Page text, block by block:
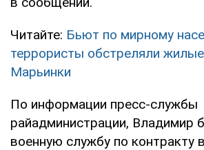
Читайте: Бьют по мирному
террористы обстреляли
Марьинки
По информации пресс-службы
райадминистрации, Владимир
военную службу по контракту